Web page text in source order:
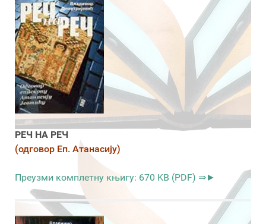
РЕЧ НА РЕЧ
(одговор Еп. Атанасију)
Преузми комплетну књигу: 670 KB (PDF) ⇒►